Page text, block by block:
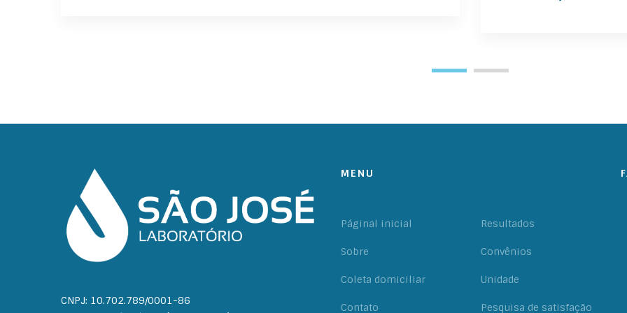
CNPJ: 10.702.789/0001-86
MENU
Páginal inicial Resultados
Sobre Convênios
Coleta domiciliar Unidade
Contato Pesquisa de satisfação